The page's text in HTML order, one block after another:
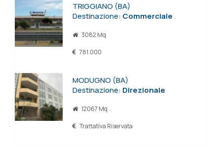
TRIGGIANO (BA)
Destinazione: Commerciale
3082 Mq
781.000
MODUGNO (BA)
Destinazione: Direzionale
12067 Mq
Trattativa Riservata